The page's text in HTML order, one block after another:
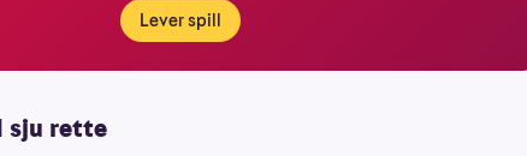
Lever spill
sju rette